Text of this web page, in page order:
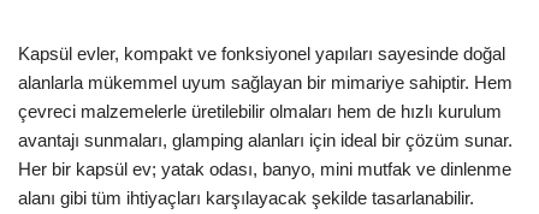
Kapsül evler, kompakt ve fonksiyonel yapıları sayesinde doğal
alanlarla mükemmel uyum sağlayan bir mimariye sahiptir. Hem
çevreci malzemelerle üretilebilir olmaları hem de hızlı kurulum
avantajı sunmaları, glamping alanları için ideal bir çözüm sunar.
Her bir kapsül ev; yatak odası, banyo, mini mutfak ve dinlenme
alanı gibi tüm ihtiyaçları karşılayacak şekilde tasarlanabilir.